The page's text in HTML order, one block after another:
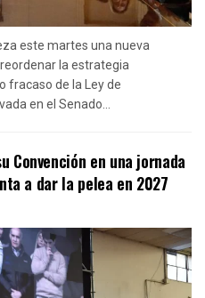
este martes una nueva
la estrategia
fracaso de la Ley de
en el Senado...
Convención en una jornada
a dar la pelea en 2027